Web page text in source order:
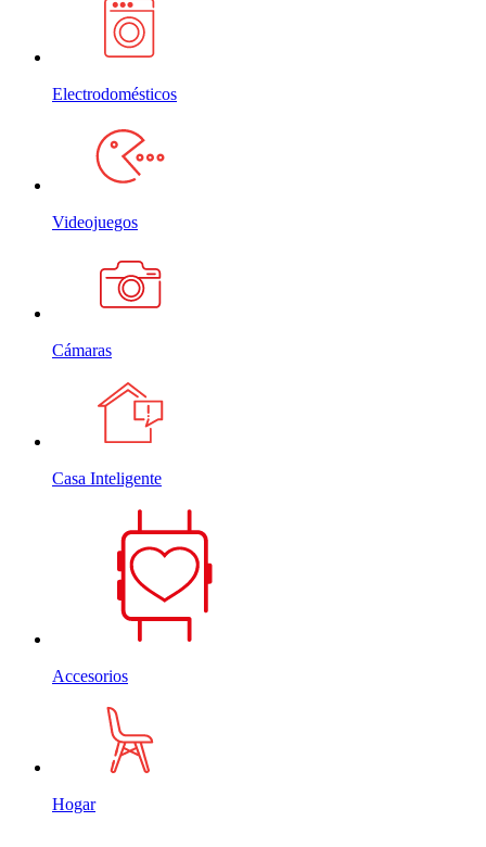
Electrodomésticos
Videojuegos
Cámaras
Casa Inteligente
Accesorios
Hogar